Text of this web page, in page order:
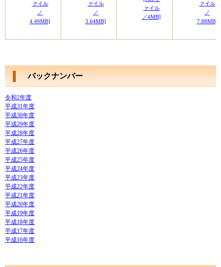
ァイル
／
4.49MB]
ァイル
／
3.64MB]
ァイル
／4MB]
ァイル
／
7.88MB]
バックナンバー
令和2年度
平成31年度
平成30年度
平成29年度
平成28年度
平成27年度
平成26年度
平成25年度
平成24年度
平成23年度
平成22年度
平成21年度
平成20年度
平成19年度
平成18年度
平成17年度
平成16年度